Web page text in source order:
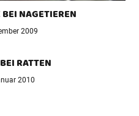
NAGETIEREN
2009
RATTEN
2010